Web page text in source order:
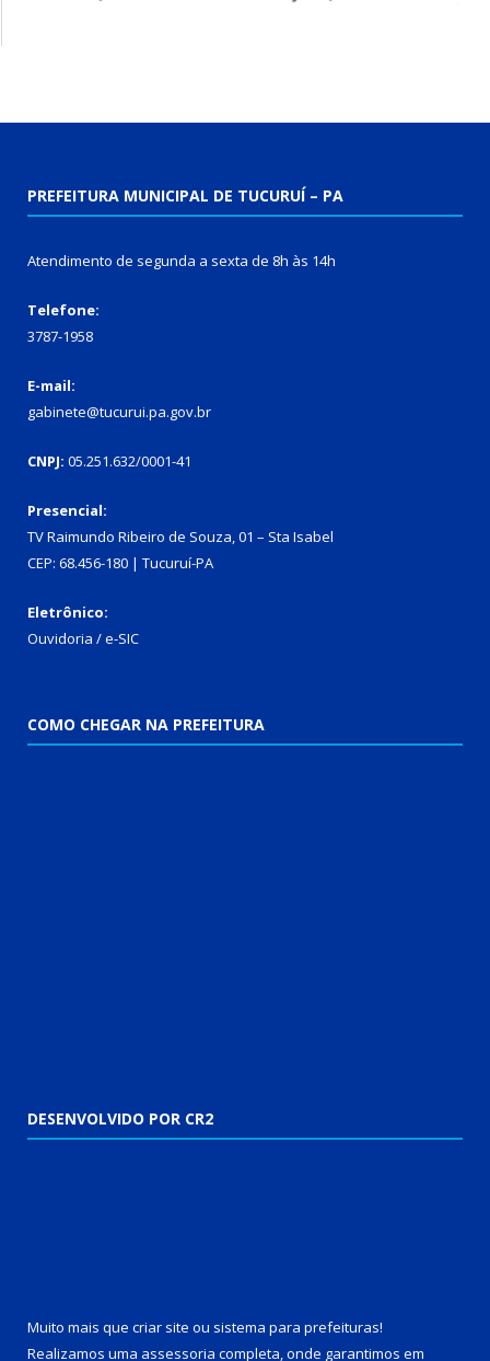
PREFEITURA MUNICIPAL DE TUCURUÍ – PA
Atendimento de segunda a sexta de 8h às 14h
Telefone:
3787-1958
E-mail:
gabinete@tucurui.pa.gov.br
CNPJ: 05.251.632/0001-41
Presencial:
TV Raimundo Ribeiro de Souza, 01 – Sta Isabel
CEP: 68.456-180 | Tucuruí-PA
Eletrônico:
Ouvidoria /e-SIC
COMO CHEGAR NA PREFEITURA
DESENVOLVIDO POR CR2
Muito mais que criar site ou sistema para prefeituras!
Realizamos uma assessoria completa, onde garantimos em